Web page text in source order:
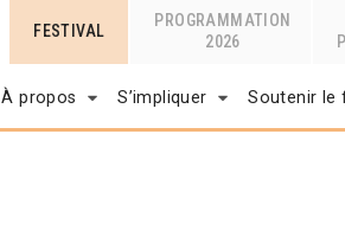
FESTIVAL
PROGRAMMATION
2026
À propos S’impliquer Soutenir le